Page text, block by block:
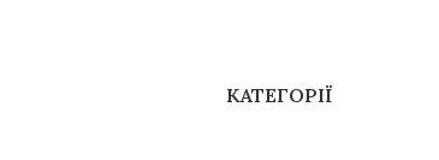
КАТЕГОРІЇ